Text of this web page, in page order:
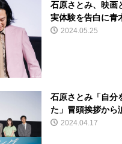
石原さとみ、映画
実体験を告白に青
2024.05.25
石原さとみ「自分
た」冒頭挨拶から
2024.04.17